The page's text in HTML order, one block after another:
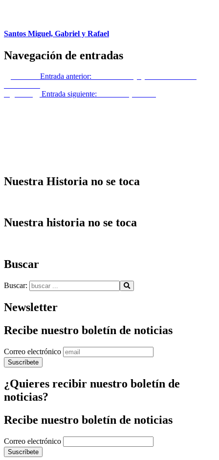
Santos Miguel, Gabriel y Rafael
Navegación de entradas
Entrada anterior:
Entrada siguiente:
Nuestra Historia no se toca
Nuestra historia no se toca
Buscar
Buscar:
Newsletter
Recibe nuestro boletín de noticias
Correo electrónico
¿Quieres recibir nuestro boletín de
noticias?
Recibe nuestro boletín de noticias
Correo electrónico